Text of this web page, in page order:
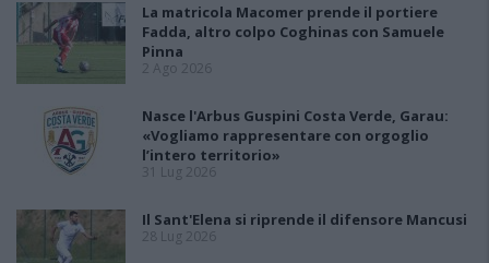
La matricola Macomer prende il portiere
Fadda, altro colpo Coghinas con Samuele
Pinna
2 Ago 2026
Nasce l'Arbus Guspini Costa Verde, Garau:
«Vogliamo rappresentare con orgoglio
l’intero territorio»
31 Lug 2026
Il Sant'Elena si riprende il difensore Mancusi
28 Lug 2026